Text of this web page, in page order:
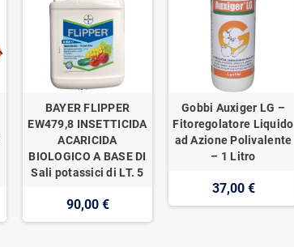
BAYER FLIPPER
EW479,8 INSETTICIDA
ACARICIDA
BIOLOGICO A BASE DI
Sali potassici di LT. 5
90,00 €
Gobbi Auxiger LG –
Fitoregolatore Liquido
ad Azione Polivalente
– 1 Litro
37,00 €